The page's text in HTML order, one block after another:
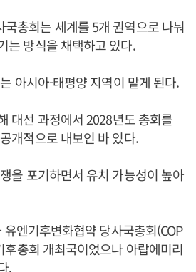
총회는 세계를 5개 권역으로 나눠
는 방식을 채택하고 있다.
아시아-태평양 지역이 맡게 된다.
대선 과정에서 2028년도 총회를
개적으로 내보인 바 있다.
을 포기하면서 유치 가능성이 높아
엔기후변화협약 당사국총회(COP
총회 개최국이었으나 아랍에미리
.